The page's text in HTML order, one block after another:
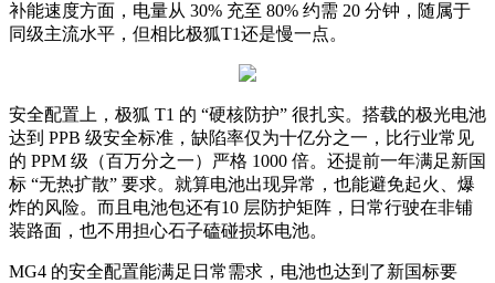
补能速度方面，电量从 30% 充至 80% 约需 20 分钟，随属于
同级主流水平，但相比极狐T1还是慢一点。
安全配置上，极狐 T1 的 “硬核防护” 很扎实。搭载的极光电池
达到 PPB 级安全标准，缺陷率仅为十亿分之一，比行业常见
的 PPM 级（百万分之一）严格 1000 倍。还提前一年满足新国
标 “无热扩散” 要求。就算电池出现异常，也能避免起火、爆
炸的风险。而且电池包还有10 层防护矩阵，日常行驶在非铺
装路面，也不用担心石子磕碰损坏电池。
MG4 的安全配置能满足日常需求，电池也达到了新国标要